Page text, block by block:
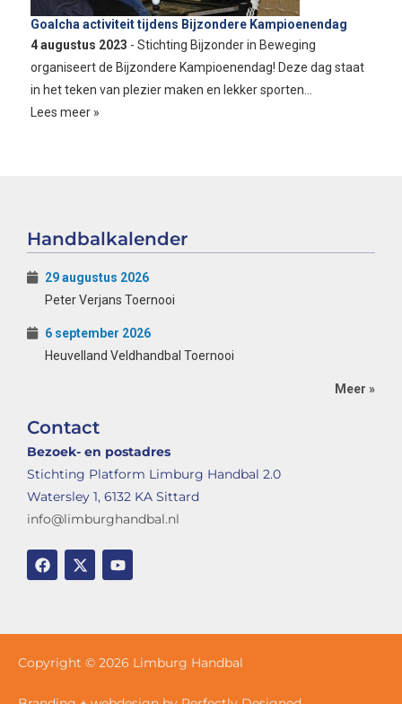
Goalcha activiteit tijdens Bijzondere Kampioenendag
4 augustus 2023 - Stichting Bijzonder in Beweging
organiseert de Bijzondere Kampioenendag! Deze dag staat
in het teken van plezier maken en lekker sporten…
Lees meer »
Handbalkalender
29 augustus 2026
Peter Verjans Toernooi
6 september 2026
Heuvelland Veldhandbal Toernooi
Meer »
Contact
Bezoek- en postadres
Stichting Platform Limburg Handbal 2.0
Watersley 1, 6132 KA Sittard
info@limburghandbal.nl
Copyright © 2026 Limburg Handbal